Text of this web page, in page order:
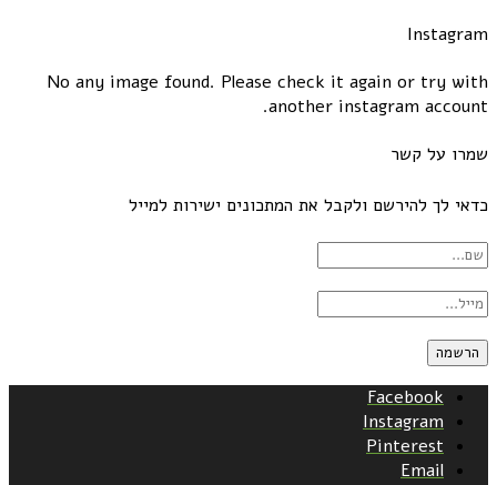
Instagram
No any image found. Please check it again or try with
another instagram account.
שמרו על קשר
כדאי לך להירשם ולקבל את המתכונים ישירות למייל
Facebook
Instagram
Pinterest
Email